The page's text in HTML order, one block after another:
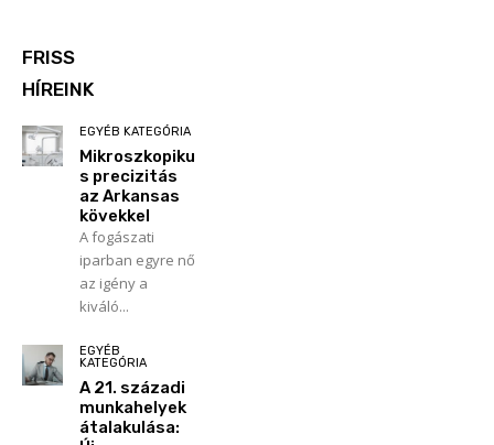
FRISS
HÍREINK
EGYÉB KATEGÓRIA
Mikroszkopiku
s precizitás
az Arkansas
kövekkel
A fogászati
iparban egyre nő
az igény a
kiváló...
EGYÉB
KATEGÓRIA
A 21. századi
munkahelyek
átalakulása: